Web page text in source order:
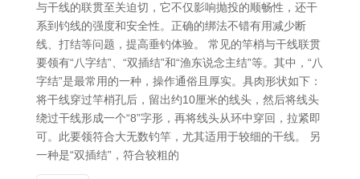
与干线的联贯至关迫切，它不仅影响抛投的顺畅性，还干
系到钓线的强度和安全性。正确的绑法不错有用减少断
线、打结等问题，提高垂钓体验。 常见的竿梢与干线联贯
要领有“八字结”、“双插结”和“渔东说念主结”等。其中，“八
字结”是最常用的一种，操作通俗且厚实。具肉形状如下：
将干线穿过竿梢孔后，留出约10厘米的线头，然后将线头
绕过干线形成一个“8”字形，再将线头从环中穿回，拉紧即
可。此要领符合大无数钓竿，尤其适用于较细的干线。 另
一种是“双插结”，符合较粗的